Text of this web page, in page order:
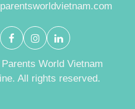
World Vietnam
All rights reserved.